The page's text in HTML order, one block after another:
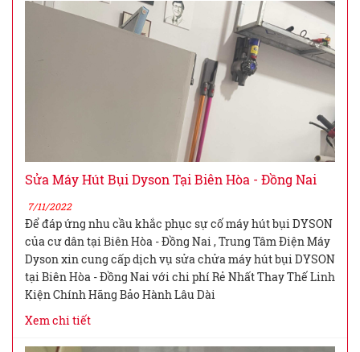
Sửa Máy Hút Bụi Dyson Tại Biên Hòa - Đồng Nai
7/11/2022
Để đáp ứng nhu cầu khắc phục sự cố máy hút bụi DYSON
của cư dân tại Biên Hòa - Đồng Nai , Trung Tâm Điện Máy
Dyson xin cung cấp dịch vụ sửa chửa máy hút bụi DYSON
tại Biên Hòa - Đồng Nai với chi phí Rẻ Nhất Thay Thế Linh
Kiện Chính Hãng Bảo Hành Lâu Dài
Xem chi tiết